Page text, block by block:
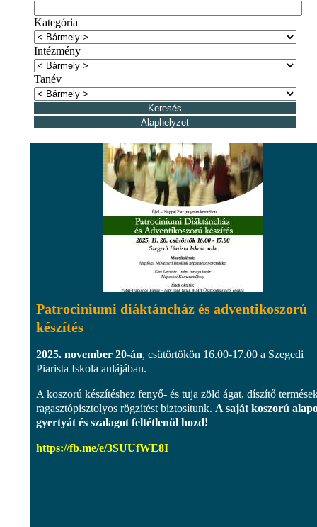
Kategória
Intézmény
Tanév
Patrociniumi diáktáncház és adventikoszorú
készítés
2025. november 20-án, csütörtökön 16.00-17.00 a Szegedi
Piarista Iskola aulájában.
A koszorú készítéshez fenyő- és tuja zöld ágat, díszítő
ragasztópisztolyos rögzítést biztosítunk. A saját koszorú
gyertyát és szalagot feltétlenül hozd!
https://fb.me/e/3SUUfWE8I